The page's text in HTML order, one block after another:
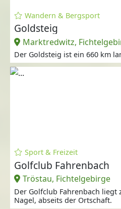
Wandern & Bergsport
Goldsteig
Marktredwitz,
Der Goldsteig ist ein 660 km
Sport & Freizeit
Golfclub Fahrenbach
Tröstau, Fichtelgebirge
Der Golfclub Fahrenbach liegt
Nagel, abseits der Ortschaft.